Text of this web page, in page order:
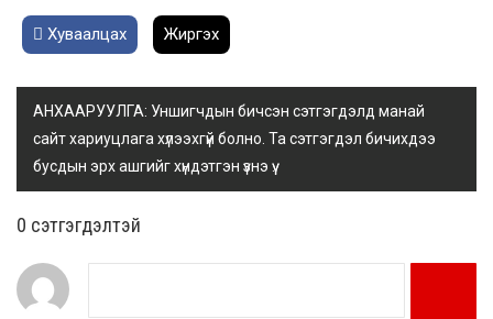
Хуваалцах Жиргэх
АНХААРУУЛГА: Уншигчдын бичсэн сэтгэгдэлд манай
сайт хариуцлага хүлээхгүй болно. Та сэтгэгдэл бичихдээ
бусдын эрх ашгийг хүндэтгэн үзнэ үү.
0 cэтгэгдэлтэй